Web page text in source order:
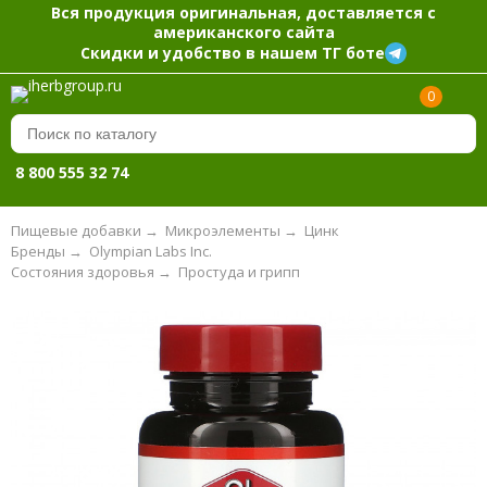
Вся продукция оригинальная, доставляется с
американского сайта
Скидки и удобство в нашем ТГ боте
0
8 800 555 32 74
Пищевые добавки → Микроэлементы → Цинк
Olympian Labs Inc.
Бренды →
Простуда и грипп
Состояния здоровья →